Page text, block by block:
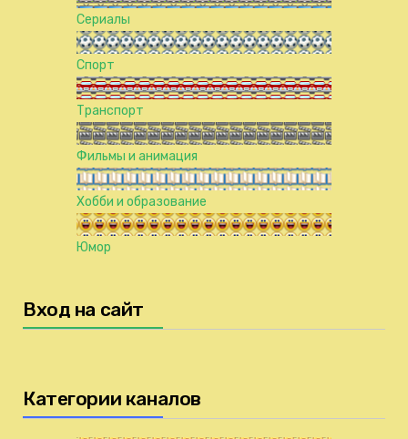
Сериалы
Спорт
Транспорт
Фильмы и анимация
Хобби и образование
Юмор
Вход на сайт
Категории каналов